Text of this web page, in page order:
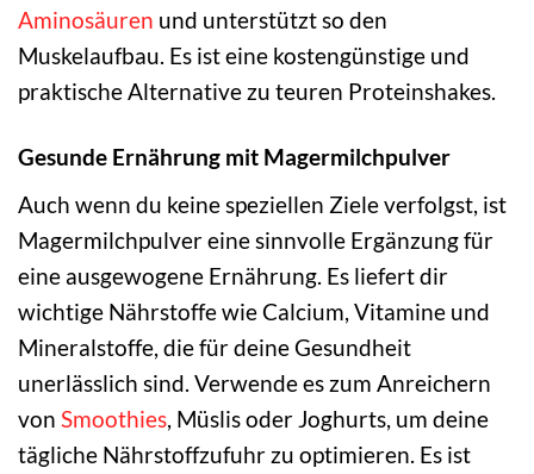
Aminosäuren und unterstützt so den
Muskelaufbau. Es ist eine kostengünstige und
praktische Alternative zu teuren Proteinshakes.
Gesunde Ernährung mit Magermilchpulver
Auch wenn du keine speziellen Ziele verfolgst, ist
Magermilchpulver eine sinnvolle Ergänzung für
eine ausgewogene Ernährung. Es liefert dir
wichtige Nährstoffe wie Calcium, Vitamine und
Mineralstoffe, die für deine Gesundheit
unerlässlich sind. Verwende es zum Anreichern
von Smoothies, Müslis oder Joghurts, um deine
tägliche Nährstoffzufuhr zu optimieren. Es ist